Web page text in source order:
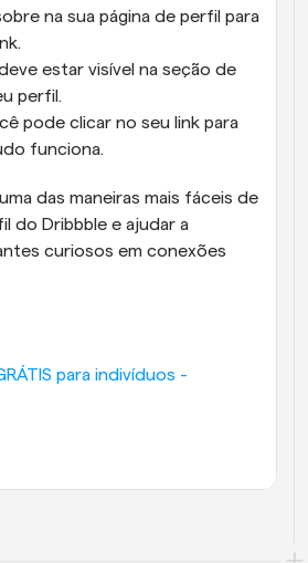
na sua página de perfil para
estar visível na seção de
perfil.
pode clicar no seu link para
funciona.
das maneiras mais fáceis de
do Dribbble e ajudar a
curiosos em conexões
para indivíduos -